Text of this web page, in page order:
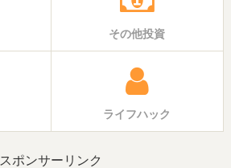
その他投資
ライフハック
スポンサーリンク